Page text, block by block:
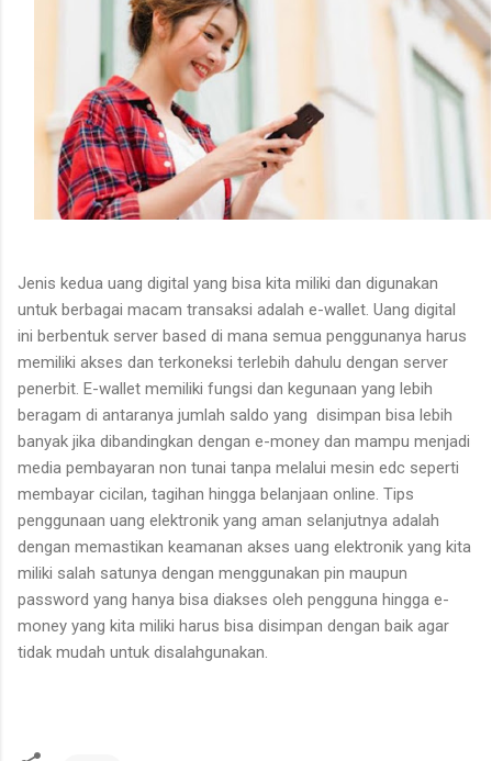
Jenis kedua uang digital yang bisa kita miliki dan digunakan
untuk berbagai macam transaksi adalah e-wallet. Uang digital
ini berbentuk server based di mana semua penggunanya harus
memiliki akses dan terkoneksi terlebih dahulu dengan server
penerbit. E-wallet memiliki fungsi dan kegunaan yang lebih
beragam di antaranya jumlah saldo yang disimpan bisa lebih
banyak jika dibandingkan dengan e-money dan mampu menjadi
media pembayaran non tunai tanpa melalui mesin edc seperti
membayar cicilan, tagihan hingga belanjaan online. Tips
penggunaan uang elektronik yang aman selanjutnya adalah
dengan memastikan keamanan akses uang elektronik yang kita
miliki salah satunya dengan menggunakan pin maupun
password yang hanya bisa diakses oleh pengguna hingga e-
money yang kita miliki harus bisa disimpan dengan baik agar
tidak mudah untuk disalahgunakan.